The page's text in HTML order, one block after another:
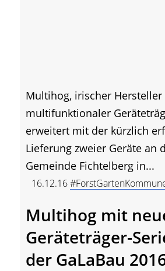
Multihog, irischer Hersteller
multifunktionaler
erweitert mit der kürzlich
Lieferung zweier Geräte an
Gemeinde Fichtelberg in...
16.12.16
Multihog mit
Geräteträger-
der GaLaBau